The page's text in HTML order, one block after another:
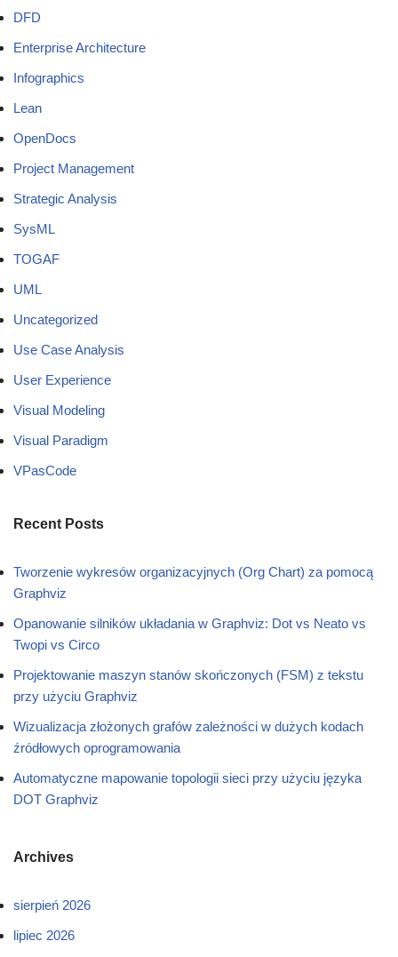
DFD
Enterprise Architecture
Infographics
Lean
OpenDocs
Project Management
Strategic Analysis
SysML
TOGAF
UML
Uncategorized
Use Case Analysis
User Experience
Visual Modeling
Visual Paradigm
VPasCode
Recent Posts
Tworzenie wykresów organizacyjnych (Org Chart) za pomocą
Graphviz
Opanowanie silników układania w Graphviz: Dot vs Neato vs
Twopi vs Circo
Projektowanie maszyn stanów skończonych (FSM) z tekstu
przy użyciu Graphviz
Wizualizacja złożonych grafów zależności w dużych kodach
źródłowych oprogramowania
Automatyczne mapowanie topologii sieci przy użyciu języka
DOT Graphviz
Archives
sierpień 2026
lipiec 2026